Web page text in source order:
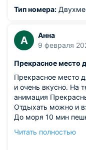
Тип номера:
А
Анна
9 февраля
Прекрасное место
Прекрасное место
и очень вкусно. На
анимация
Отдыхать можно и
До моря 10 мин
магазинчик с
Читать полностью